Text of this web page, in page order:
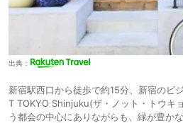
出典：
新宿駅西口から徒歩で約15分、新宿のビ
T TOKYO Shinjuku(ザ・ノット・トウキ
う都会の中心にありながらも、緑が豊か